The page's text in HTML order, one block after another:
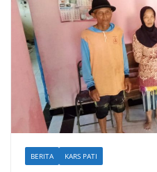
BERITA KARS PATI